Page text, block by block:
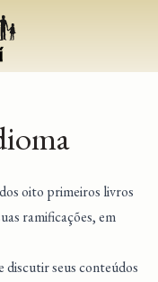
oito primeiros livros
ramificações, em
discutir seus conteúdos